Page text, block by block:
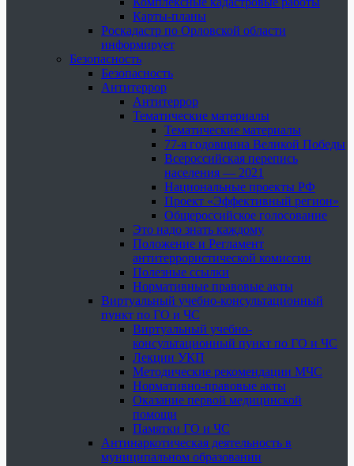
Карты-планы
Роскадастр по Орловской области
информирует
Безопасность
Безопасность
Антитеррор
Антитеррор
Тематические материалы
Тематические материалы
77-я годовщина Великой Победы
Всероссийская перепись
населения — 2021
Национальные проекты РФ
Проект «Эффективный регион»
Общероссийское голосование
Это надо знать каждому
Положение и Регламент
антитеррористической комиссии
Полезные ссылки
Нормативные правовые акты
Виртуальный учебно-консультационный
пункт по ГО и ЧС
Виртуальный учебно-
консультационный пункт по ГО и ЧС
Лекции УКП
Методические рекомендации МЧС
Нормативно-правовые акты
Оказание первой медицинской
помощи
Памятки ГО и ЧС
Антинаркотическая деятельность в
муниципальном образовании